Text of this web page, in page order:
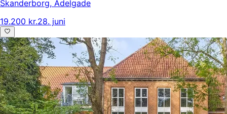
Skanderborg, Adelgade
19.200 kr.28. juni